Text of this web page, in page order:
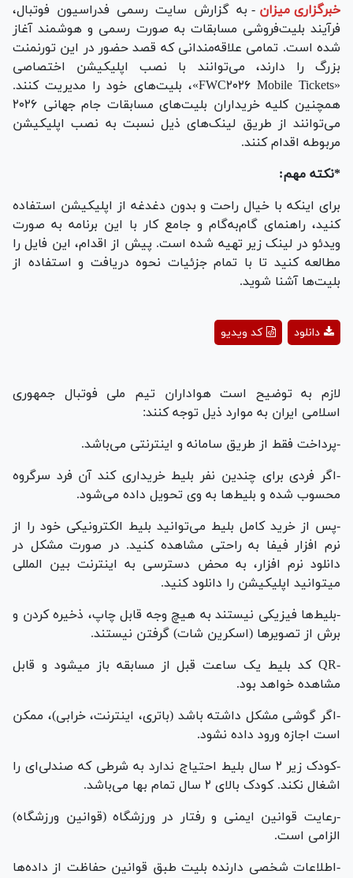
خبرگزاری میزان - به گزارش سایت رسمی فدراسیون فوتبال،
فرآیند بلیت‌فروشی مسابقات به صورت رسمی و هوشمند آغاز
شده است. تمامی علاقه‌مندانی که قصد حضور در این تورنمنت
بزرگ را دارند، می‌توانند با نصب اپلیکیشن اختصاصی
«FWC۲۰۲۶ Mobile Tickets»، بلیت‌های خود را مدیریت کنند.
همچنین کلیه خریداران بلیت‌های مسابقات جام جهانی ۲۰۲۶
می‌توانند از طریق لینک‌های ذیل نسبت به نصب اپلیکیشن
مربوطه اقدام کنند.
*نکته مهم:
برای اینکه با خیال راحت و بدون دغدغه از اپلیکیشن استفاده
کنید، راهنمای گام‌به‌گام و جامع کار با این برنامه به صورت
ویدئو در لینک زیر تهیه شده است. پیش از اقدام، این فایل را
مطالعه کنید تا با تمام جزئیات نحوه دریافت و استفاده از
بلیت‌ها آشنا شوید.
Playکد ویدیو دانلود
لازم به توضیح است هواداران تیم ملی فوتبال جمهوری
اسلامی ایران به موارد ذیل توجه کنند:
-پرداخت فقط از طریق سامانه و اینترنتی می‌باشد.
-اگر فردی برای چندین نفر بلیط خریداری کند آن فرد سرگروه
محسوب شده و بلیط‌ها به وی تحویل داده می‌شود.
-پس از خرید کامل بلیط می‌توانید بلیط الکترونیکی خود را از
نرم افزار فیفا به راحتی مشاهده کنید. در صورت مشکل در
دانلود نرم افزار، به محض دسترسی به اینترنت بین المللی
میتوانید اپلیکیشن را دانلود کنید.
-بلیط‌ها فیزیکی نیستند به هیچ وجه قابل چاپ، ذخیره کردن و
برش از تصویر‌ها (اسکرین شات) گرفتن نیستند.
-QR کد بلیط یک ساعت قبل از مسابقه باز میشود و قابل
مشاهده خواهد بود.
-اگر گوشی مشکل داشته باشد (باتری، اینترنت، خرابی)، ممکن
است اجازه ورود داده نشود.
-کودک زیر ۲ سال بلیط احتیاج ندارد به شرطی که صندلی‌ای را
اشغال نکند. کودک بالای ۲ سال تمام بها می‌باشد.
-رعایت قوانین ایمنی و رفتار در ورزشگاه (قوانین ورزشگاه)
الزامی است.
-اطلاعات شخصی دارنده بلیت طبق قوانین حفاظت از داده‌ها